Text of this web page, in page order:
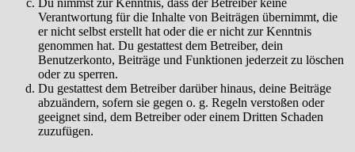
Du nimmst zur Kenntnis, dass der Betreiber keine
Verantwortung für die Inhalte von Beiträgen übernimmt, die
er nicht selbst erstellt hat oder die er nicht zur Kenntnis
genommen hat. Du gestattest dem Betreiber, dein
Benutzerkonto, Beiträge und Funktionen jederzeit zu löschen
oder zu sperren.
Du gestattest dem Betreiber darüber hinaus, deine Beiträge
abzuändern, sofern sie gegen o. g. Regeln verstoßen oder
geeignet sind, dem Betreiber oder einem Dritten Schaden
zuzufügen.